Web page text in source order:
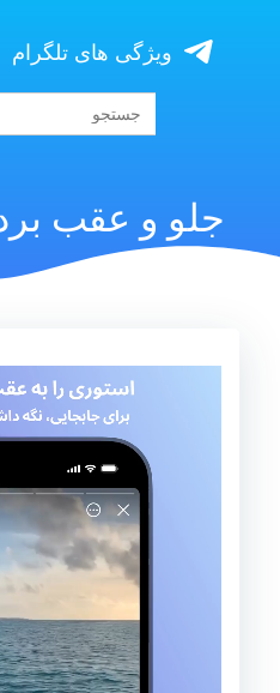
ویژگی های تلگرام
جستجو
برای:
جستجو
جلو و عقب